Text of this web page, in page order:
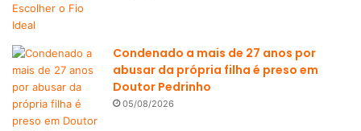
Condenado a mais de 27 anos por
abusar da própria filha é preso em
Doutor Pedrinho
05/08/2026